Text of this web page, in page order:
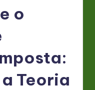
o
Teoria